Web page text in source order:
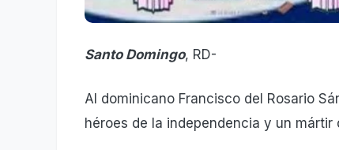
Santo Domingo, RD-
Al dominicano Francisco del Rosario
héroes de la independencia y un mártir